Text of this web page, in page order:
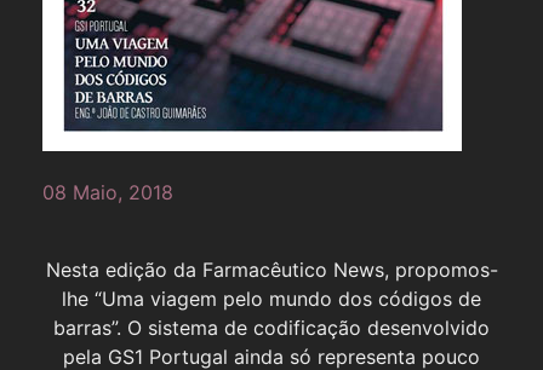
08 Maio, 2018
Nesta edição da Farmacêutico News, propomos-
lhe “Uma viagem pelo mundo dos códigos de
barras”. O sistema de codificação desenvolvido
pela GS1 Portugal ainda só representa pouco